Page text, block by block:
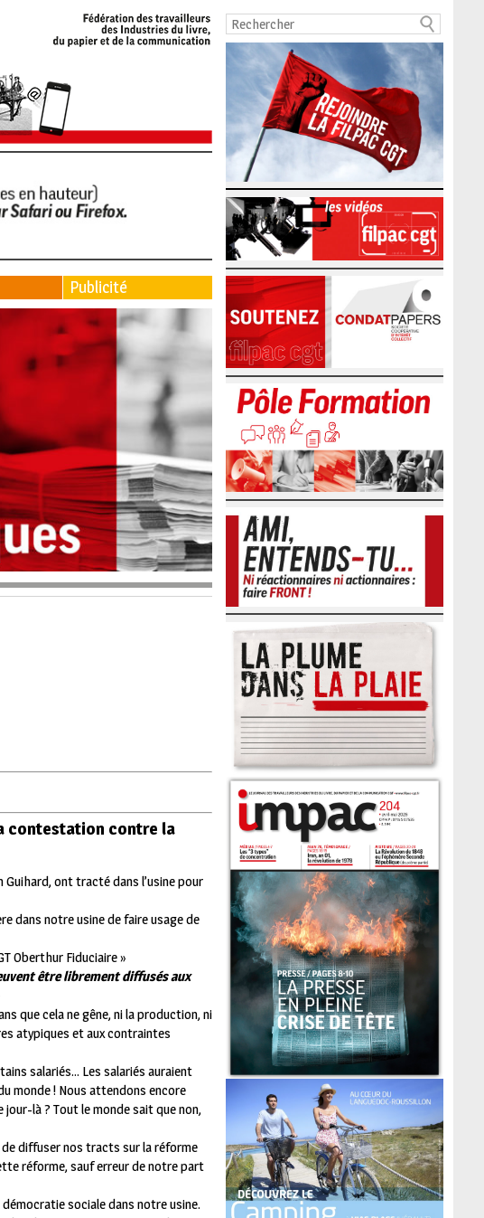
Publicité
contestation contre la
Guihard, ont tracté dans l’usine pour
dans notre usine de faire usage de
Oberthur Fiduciaire »
être librement diffusés aux
que cela ne gêne, ni la production, ni
atypiques et aux contraintes
salariés… Les salariés auraient
monde ! Nous attendons encore
là ? Tout le monde sait que non,
diffuser nos tracts sur la réforme
réforme, sauf erreur de notre part
sociale dans notre usine.